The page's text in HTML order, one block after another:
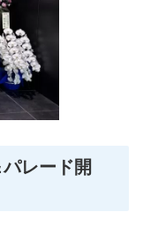
レード開